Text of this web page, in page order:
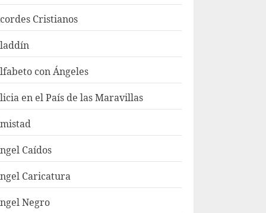
Cristianos
con Ángeles
en el País de las Maravillas
Caídos
Caricatura
Negro